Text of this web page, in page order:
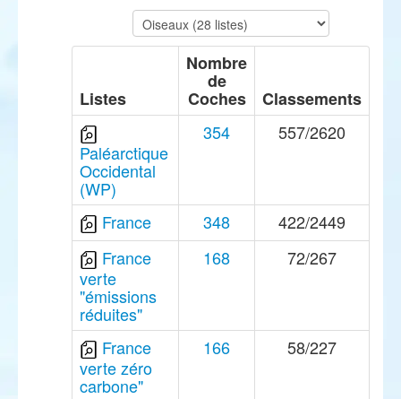
Listes
Nombre
de
Coches Classements
Paléarctique
Occidental
(WP)
354 557/2620
France 348
422/2449
France
verte
"émissions
réduites"
168 72/267
France
verte zéro
carbone"
166 58/227